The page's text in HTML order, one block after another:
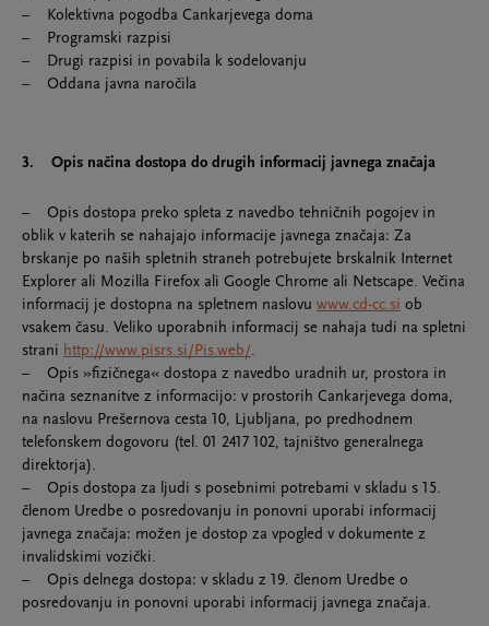
– Kolektivna pogodba Cankarjevega doma
– Programski razpisi
– Drugi razpisi in povabila k sodelovanju
– Oddana javna naročila
3. Opis načina dostopa do drugih informacij javnega značaja
– Opis dostopa preko spleta z navedbo tehničnih pogojev in
oblik v katerih se nahajajo informacije javnega značaja: Za
brskanje po naših spletnih straneh potrebujete brskalnik Internet
Explorer ali Mozilla Firefox ali Google Chrome ali Netscape. Večina
informacij je dostopna na spletnem naslovu www.cd-cc.si ob
vsakem času. Veliko uporabnih informacij se nahaja tudi na spletni
strani http://www.pisrs.si/Pis.web/.
– Opis »fizičnega« dostopa z navedbo uradnih ur, prostora in
načina seznanitve z informacijo: v prostorih Cankarjevega doma,
na naslovu Prešernova cesta 10, Ljubljana, po predhodnem
telefonskem dogovoru (tel. 01 2417 102, tajništvo generalnega
direktorja).
– Opis dostopa za ljudi s posebnimi potrebami v skladu s 15.
členom Uredbe o posredovanju in ponovni uporabi informacij
javnega značaja: možen je dostop za vpogled v dokumente z
invalidskimi vozički.
– Opis delnega dostopa: v skladu z 19. členom Uredbe o
posredovanju in ponovni uporabi informacij javnega značaja.